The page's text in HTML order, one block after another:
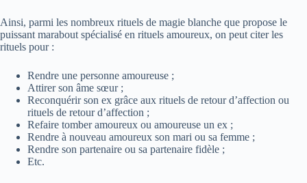
Ainsi, parmi les nombreux rituels de magie blanche que propose le
puissant marabout spécialisé en rituels amoureux, on peut citer les
rituels pour :
Rendre une personne amoureuse ;
Attirer son âme sœur;
Reconquérir son ex grâce aux rituels de retour d’affection ou
rituels de retour d’affection ;
Refaire tomber amoureux ou amoureuse un ex ;
Rendre à nouveau amoureux son mari ou sa femme ;
Rendre son partenaire ou sa partenaire fidèle ;
Etc.